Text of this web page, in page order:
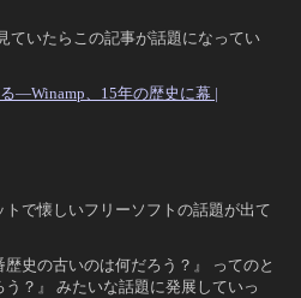
ていたらこの記事が話題になってい
―Winamp、15年の歴史に幕 |
で懐しいフリーソフトの話題が出て
歴史の古いのは何だろう？』 ってのと
う？』 みたいな話題に発展していっ